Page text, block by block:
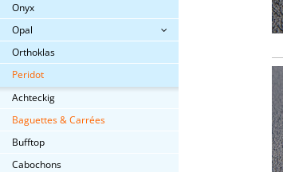
Onyx
Opal
Orthoklas
Peridot
Achteckig
Baguettes & Carrées
Bufftop
Cabochons